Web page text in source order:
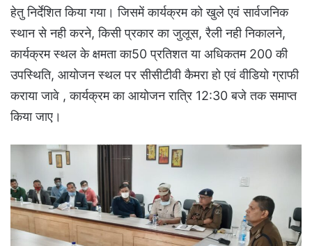
हेतु निर्देशित किया गया। जिसमें कार्यक्रम को खुले एवं सार्वजनिक
स्थान से नही करने, किसी प्रकार का जुलूस, रैली नही निकालने,
कार्यक्रम स्थल के क्षमता का50 प्रतिशत या अधिकतम 200 की
उपस्थिति, आयोजन स्थल पर सीसीटीवी कैमरा हो एवं वीडियो ग्राफी
कराया जावे , कार्यक्रम का आयोजन रात्रि 12:30 बजे तक समाप्त
किया जाए।